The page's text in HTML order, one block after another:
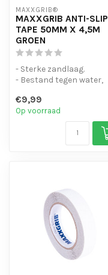
MAXXGRIB®
MAXXGRIB ANTI-SLIP
TAPE 50MM X 4,5M
GROEN
- Sterke zandlaag.
- Bestand tegen water,
- Is eenvo...
€9,99
Op voorraad